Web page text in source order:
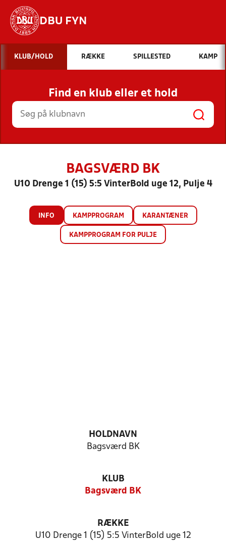
DBU FYN
Hvad vil du søge efter?
INDHOLD OG NYHEDER
STILLINGER, RESULTATER, KLUBBER OG
HOLD
KLUB/HOLD RÆKKE SPILLESTED KAMP
Find en klub eller et hold
BAGSVÆRD BK
U10 Drenge 1 (15) 5:5 VinterBold uge 12, Pulje 4
INFO KAMPPROGRAM KARANTÆNER
KAMPPROGRAM FOR PULJE
HOLDNAVN
Bagsværd BK
KLUB
Bagsværd BK
RÆKKE
U10 Drenge 1 (15) 5:5 VinterBold uge 12